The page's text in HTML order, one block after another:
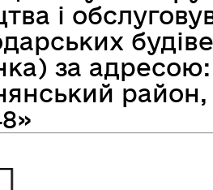
і
за адресою: